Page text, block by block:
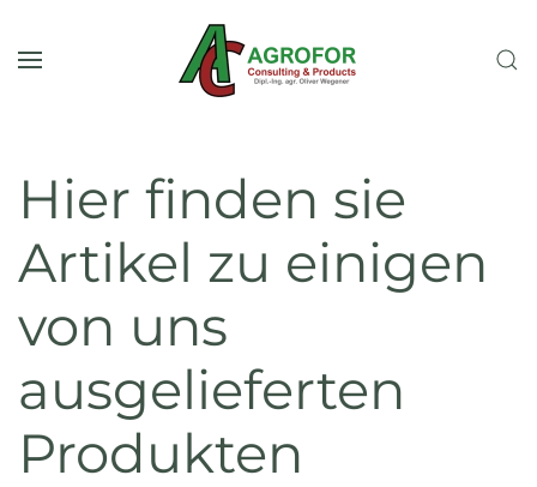
Zum Hauptinhalt springen
Hier finden sie
Artikel zu einigen
von uns
ausgelieferten
Produkten